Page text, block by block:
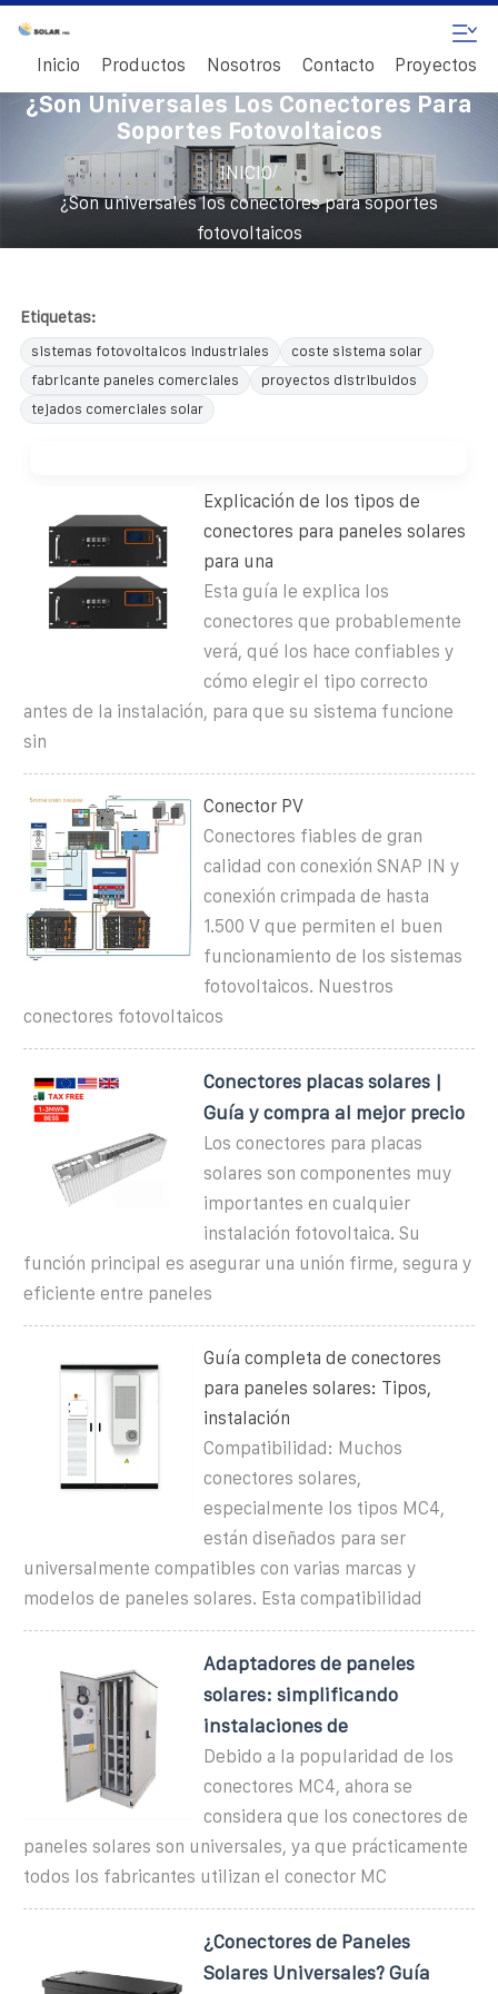
Inicio Productos Nosotros Contacto Proyectos
¿Son Universales Los Conectores Para
Soportes Fotovoltaicos
INICIO/
¿Son universales los conectores para soportes
fotovoltaicos
Etiquetas:
sistemas fotovoltaicos industriales
coste sistema solar
fabricante paneles comerciales
proyectos distribuidos
tejados comerciales solar
Explicación de los tipos de
conectores para paneles solares
para una
Esta guía le explica los
conectores que probablemente
verá, qué los hace confiables y
cómo elegir el tipo correcto
antes de la instalación, para que su sistema funcione
sin
Conector PV
Conectores fiables de gran
calidad con conexión SNAP IN y
conexión crimpada de hasta
1.500 V que permiten el buen
funcionamiento de los sistemas
fotovoltaicos. Nuestros
conectores fotovoltaicos
Conectores placas solares |
Guía y compra al mejor precio
Los conectores para placas
solares son componentes muy
importantes en cualquier
instalación fotovoltaica. Su
función principal es asegurar una unión firme, segura y
eficiente entre paneles
Guía completa de conectores
para paneles solares: Tipos,
instalación
Compatibilidad: Muchos
conectores solares,
especialmente los tipos MC4,
están diseñados para ser
universalmente compatibles con varias marcas y
modelos de paneles solares. Esta compatibilidad
Adaptadores de paneles
solares: simplificando
instalaciones de
Debido a la popularidad de los
conectores MC4, ahora se
considera que los conectores de
paneles solares son universales, ya que prácticamente
todos los fabricantes utilizan el conector MC
¿Conectores de Paneles
Solares Universales? Guía